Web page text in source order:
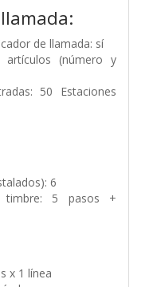
de llamada: sí
artículos (número y
50 Estaciones
6
timbre: 5 pasos +
x 1 línea